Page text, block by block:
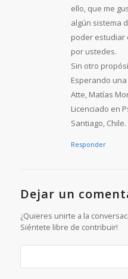
ello, que me
algún sistema
poder estudiar
por ustedes.
Sin otro
Esperando
Atte, Matías
Licenciado en
Santiago, Chile.
Responder
Dejar un
¿Quieres unirte a la
Siéntete libre de contribuir!